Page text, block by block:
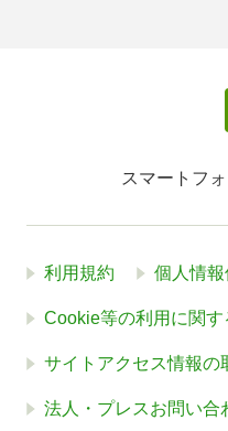
スマートフ
利用規約 個人情
Cookie等の利用に関
サイトアクセス情報の
法人・プレスお問い合